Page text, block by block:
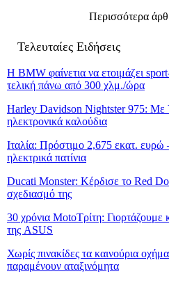
Περισσότερα
Τελευταίες Ειδήσεις
Η BMW φαίνετια να ετοιμάζει
τελική πάνω από 300 χλμ./ώρα
Harley Davidson Nightster 975: Με
ηλεκτρονικά καλούδια
Ιταλία: Πρόστιμο 2,675 εκατ. ευρώ
ηλεκτρικά πατίνια
Ducati Monster: Κέρδισε το Red
σχεδιασμό της
30 χρόνια MotoΤρίτη: Γιορτάζουμε
της ASUS
Χωρίς πινακίδες τα καινούρια
παραμένουν αταξινόμητα